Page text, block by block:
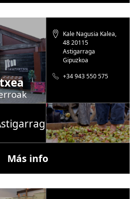
Kale Nagusia Kalea,
48 20115
Astigarraga
Gipuzkoa
+34 943 550 575
Más info